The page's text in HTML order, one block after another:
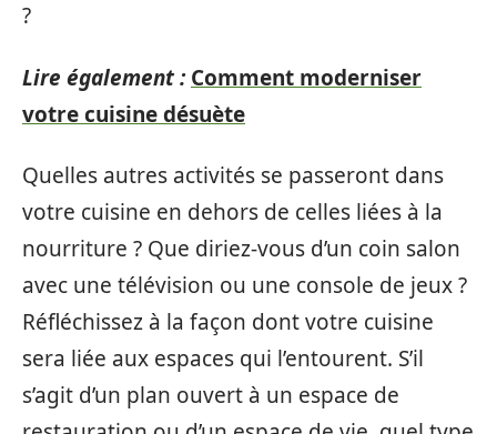
?
Lire également : Comment moderniser
votre cuisine désuète
Quelles autres activités se passeront dans
votre cuisine en dehors de celles liées à la
nourriture ? Que diriez-vous d’un coin salon
avec une télévision ou une console de jeux ?
Réfléchissez à la façon dont votre cuisine
sera liée aux espaces qui l’entourent. S’il
s’agit d’un plan ouvert à un espace de